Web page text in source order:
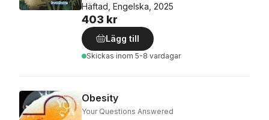
Häftad, Engelska, 2025
403 kr
Lägg till
Skickas inom 5-8 vardagar
Obesity
Your Questions Answered